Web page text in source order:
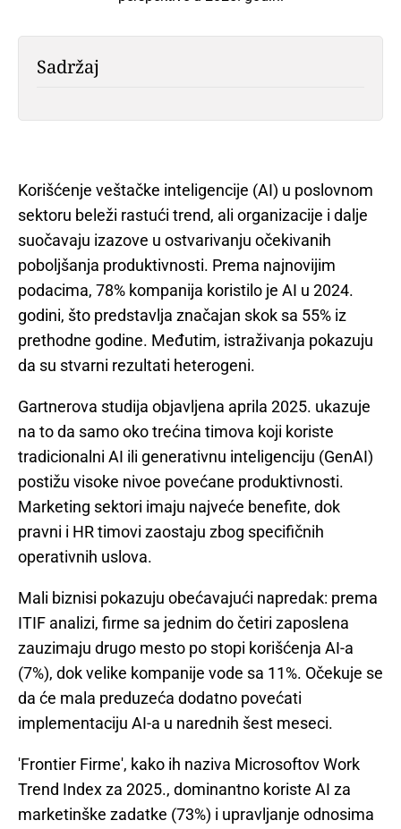
Sadržaj
Korišćenje veštačke inteligencije (AI) u poslovnom
sektoru beleži rastući trend, ali organizacije i dalje
suočavaju izazove u ostvarivanju očekivanih
poboljšanja produktivnosti. Prema najnovijim
podacima, 78% kompanija koristilo je AI u 2024.
godini, što predstavlja značajan skok sa 55% iz
prethodne godine. Međutim, istraživanja pokazuju
da su stvarni rezultati heterogeni.
Gartnerova studija objavljena aprila 2025. ukazuje
na to da samo oko trećina timova koji koriste
tradicionalni AI ili generativnu inteligenciju (GenAI)
postižu visoke nivoe povećane produktivnosti.
Marketing sektori imaju najveće benefite, dok
pravni i HR timovi zaostaju zbog specifičnih
operativnih uslova.
Mali biznisi pokazuju obećavajući napredak: prema
ITIF analizi, firme sa jednim do četiri zaposlena
zauzimaju drugo mesto po stopi korišćenja AI-a
(7%), dok velike kompanije vode sa 11%. Očekuje se
da će mala preduzeća dodatno povećati
implementaciju AI-a u narednih šest meseci.
'Frontier Firme', kako ih naziva Microsoftov Work
Trend Index za 2025., dominantno koriste AI za
marketinške zadatke (73%) i upravljanje odnosima